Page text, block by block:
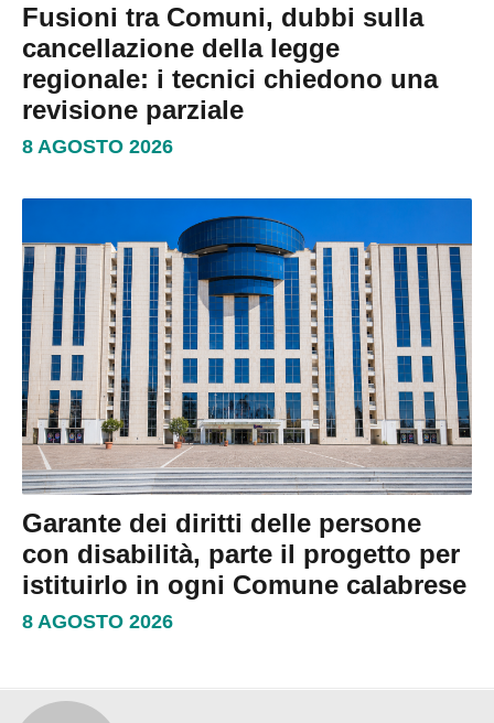
Fusioni tra Comuni, dubbi sulla
cancellazione della legge
regionale: i tecnici chiedono una
revisione parziale
8 AGOSTO 2026
Garante dei diritti delle persone
con disabilità, parte il progetto per
istituirlo in ogni Comune calabrese
8 AGOSTO 2026